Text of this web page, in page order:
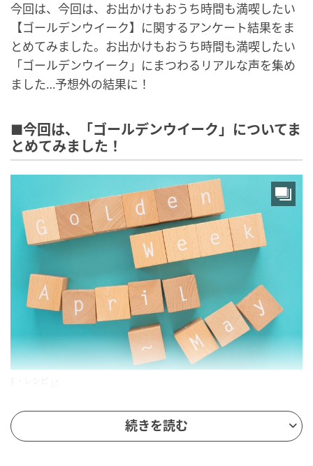
今回は、今回は、お出かけもおうち時間も満喫したい
【ゴールデンウイーク】に関するアンケート結果をま
とめてみました。お出かけもおうち時間も満喫したい
「ゴールデンウイーク」にまつわるリアルな声を集め
ました…予想外の結果に！
■今回は、「ゴールデンウイーク」についてま
とめてみました！
E・レシピ編集部のTです。「みんなの暮らし調査
隊」、毎日たくさんの方にご参加いただきありがとう
続きを読む